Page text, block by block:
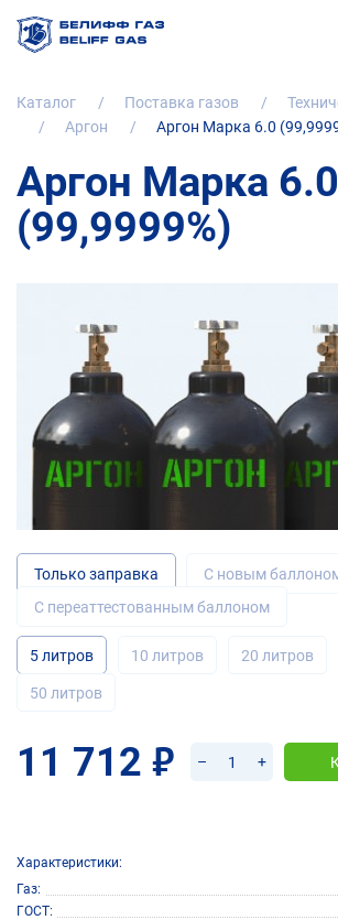
Каталог Поставка газов
Аргон
Аргон Марка 6.0
Аргон Марка 6.0
(99,9999%)
Только заправка
С новым
С переаттестованным баллоном
5 литров 10 литров 20 литров
50 литров
11 712 руб. – +
Характеристики:
Газ
ГОСТ